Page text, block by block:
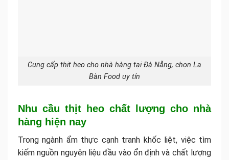
Cung cấp thịt heo cho nhà hàng tại Đà Nẵng, chọn La
Bàn Food uy tín
Nhu cầu thịt heo chất lượng cho nhà
hàng hiện nay
Trong ngành ẩm thực cạnh tranh khốc liệt, việc tìm
kiếm nguồn nguyên liệu đầu vào ổn định và chất lượng